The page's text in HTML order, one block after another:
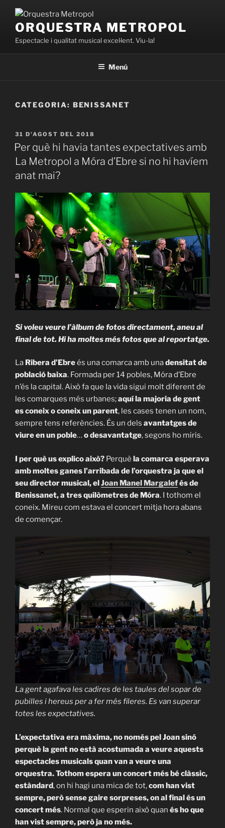
contingut
ORQUESTRA METROPOL
Espectacle i qualitat musical excel·lent. Viu-la!
Menú
CATEGORIA: BENISSANET
PUBLICAT
A
31 D'AGOST DEL 2018
Per què hi havia tantes expectatives amb
La Metropol a Móra d’Ebre si no hi havíem
anat mai?
Si voleu veure l’àlbum de fotos directament, aneu al
final de tot. Hi ha moltes més fotos que al reportatge.
La Ribera d’Ebreés una comarca amb unadensitat de
població baixa. Formada per 14 pobles, Móra d’Ebre
n’és la capital. Això fa que la vida sigui molt diferent de
les comarques més urbanes;aquí la majoria de gent
es coneix o coneix un parent, les cases tenen un nom,
sempre tens referències. És un dels avantatges de
viure en un poble…o desavantatge, segons ho miris.
I per què us explico això? Perquè la comarca esperava
amb moltes ganes l’arribada de l’orquestra ja que el
seu director musical, elJoan Manel Margalefés de
Benissanet, a tres quilòmetres de Móra. I tothom el
coneix. Mireu com estava el concert mitja hora abans
de començar.
La gent agafava les cadires de les taules del sopar de
pubilles i hereus per a fer més fileres. Es van superar
totes les expectatives.
L’expectativa era màxima, no només pel Joan sinó
perquè la gent no està acostumada a veure aquests
espectacles musicals quan van a veure una
orquestra. Tothom espera un concert més bé clàssic,
estàndard, on hi hagi una mica de tot,com han vist
sempre, però sense gaire sorpreses, on al final és un
concert més. Normal que esperin això quan és ho que
han vist sempre, però ja no més.